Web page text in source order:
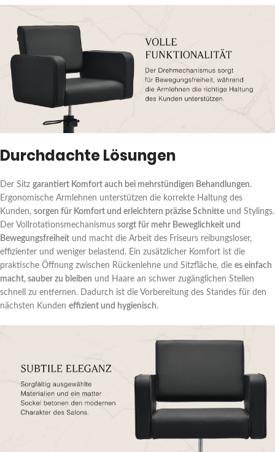
Durchdachte Lösungen
Der Sitz garantiert Komfort auch bei mehrstündigen Behandlungen.
Ergonomische Armlehnen unterstützen die korrekte Haltung des
Kunden, sorgen für Komfort und erleichtern präzise Schnitte und Stylings.
Der Vollrotationsmechanismus sorgt für mehr Beweglichkeit und
Bewegungsfreiheit und macht die Arbeit des Friseurs reibungsloser,
effizienter und weniger belastend. Ein zusätzlicher Komfort ist die
praktische Öffnung zwischen Rückenlehne und Sitzfläche, die es einfach
macht, sauber zu bleiben und Haare an schwer zugänglichen Stellen
schnell zu entfernen. Dadurch ist die Vorbereitung des Standes für den
nächsten Kunden effizient und hygienisch.